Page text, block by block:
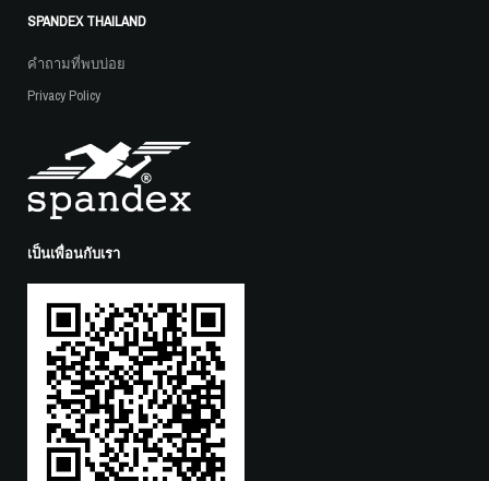
SPANDEX THAILAND
คำถามที่พบบ่อย
Privacy Policy
เป็นเพื่อนกับเรา